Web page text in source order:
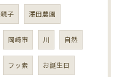
親子 澤田農園
岡崎市 川 自然
フッ素 お誕生日